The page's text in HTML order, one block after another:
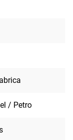
/ Petro